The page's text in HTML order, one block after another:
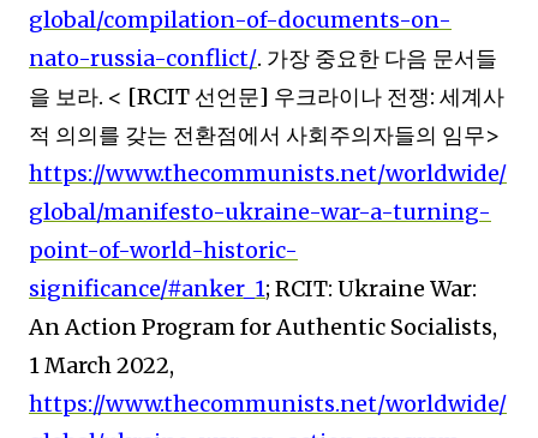
global/compilation-of-documents-on-
nato-russia-conflict/. 가장 중요한 다음 문서들
을 보라. < [RCIT 선언문] 우크라이나 전쟁: 세계사
적 의의를 갖는 전환점에서 사회주의자들의 임무>
https://www.thecommunists.net/worldwide/
global/manifesto-ukraine-war-a-turning-
point-of-world-historic-
significance/#anker_1; RCIT: Ukraine War:
An Action Program for Authentic Socialists,
1 March 2022,
https://www.thecommunists.net/worldwide/